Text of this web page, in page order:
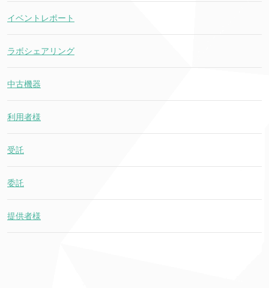
イベントレポート
ラボシェアリング
中古機器
利用者様
受託
委託
提供者様